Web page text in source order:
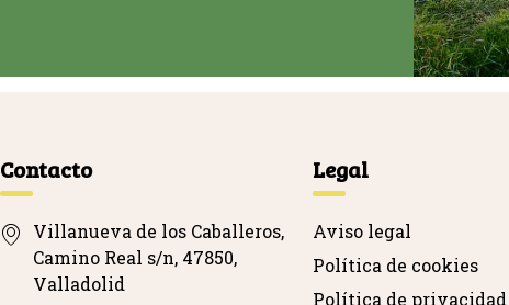
Contacto
Villanueva de los Caballeros,
Camino Real s/n, 47850,
Valladolid
Legal
Aviso legal
Política de cookies
Política de privacidad